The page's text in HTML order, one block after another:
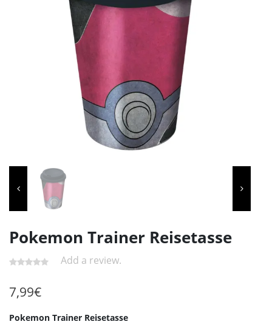
Pokemon Trainer Reisetasse
Add a review.
7,99€
Pokemon Trainer Reisetasse